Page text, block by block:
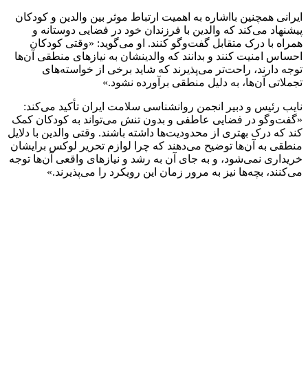
ایرانی همچنین بااشاره به اهمیت ارتباط موثر بین والدین و کودکان
پیشنهاد می‌کند که والدین با فرزندان خود در فضایی دوستانه و
همراه با درک متقابل گفت‌وگو کنند. او می‌گوید: «وقتی کودکان
احساس امنیت کنند و بدانند که والدینشان به نیازهای منطقی آن‌ها
توجه دارند، راحت‌تر می‌پذیرند که شاید برخی از خواسته‌های
تجملاتی آن‌ها، به دلیل منطقی برآورده نشود.»
نایب رئیس و دبیر انجمن روانشناسی سلامت ایران تأکید می‌کند:
«گفت‌وگو در فضایی عاطفی و بدون تنش می‌تواند به کودکان کمک
کند که درک بهتری از محدودیت‌ها داشته باشند. وقتی والدین با دلایل
منطقی به آن‌ها توضیح می‌دهند که چرا لوازم تحریر لوکس برایشان
خریداری نمی‌شود، و به جای آن به رشد و نیازهای واقعی آن‌ها توجه
می‌کنند، بچه‌ها نیز به مرور زمان این رویکرد را می‌پذیرند.»